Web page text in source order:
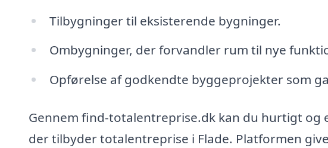
Tilbygninger til eksisterende bygninger.
Ombygninger, der forvandler rum til nye
Opførelse af godkendte byggeprojekter som
Gennem find-totalentreprise.dk kan du hurtigt
der tilbyder totalentreprise i Flade. Platformen